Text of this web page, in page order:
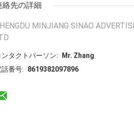
絡先の詳細
MINJIANG SINAO
ンタクトパーソン:
Mr. Zhang
話番号:
8619382097896